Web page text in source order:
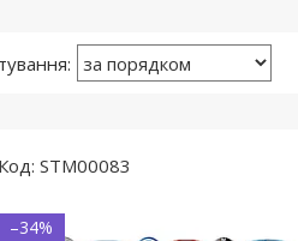
STM00083
–34%